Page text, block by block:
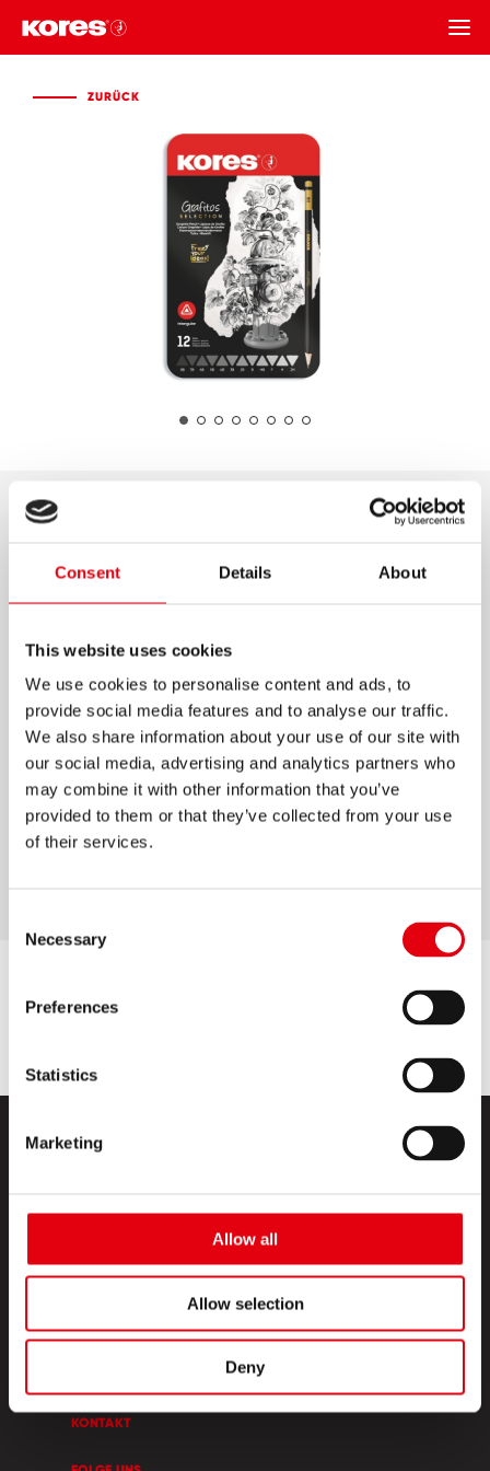
Consent Details About
This website uses cookies
We use cookies to personalise content and ads, to
provide social media features and to analyse our traffic.
We also share information about your use of our site with
our social media, advertising and analytics partners who
may combine it with other information that you’ve
provided to them or that they’ve collected from your use
of their services.
Selection
Necessary
Preferences
Statistics
Marketing
Allow all
Allow selection
Deny
ZURÜCK
GRAFITOS DIFFERENT
GRADE SET
7B, 6B, 5B, 2B, B, HB, F, H, 2H
Dreieckige Form
Elegantes matt schwarzes Design
Ideal für Schule oder Büro sowie zum
künstlerischen und technischen Zeichnen
Hochwertige und praktische Metallbox zur
einfachen Aufbewahrung und zum sicheren
PRODUKTE
CREATIVE CORNER
KONTAKT